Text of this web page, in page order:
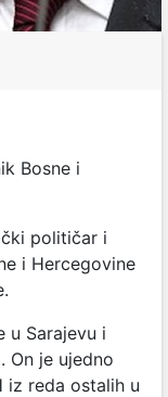
Bosne i
političar i
i Hercegovine
u Sarajevu i
On je ujedno
iz reda ostalih u